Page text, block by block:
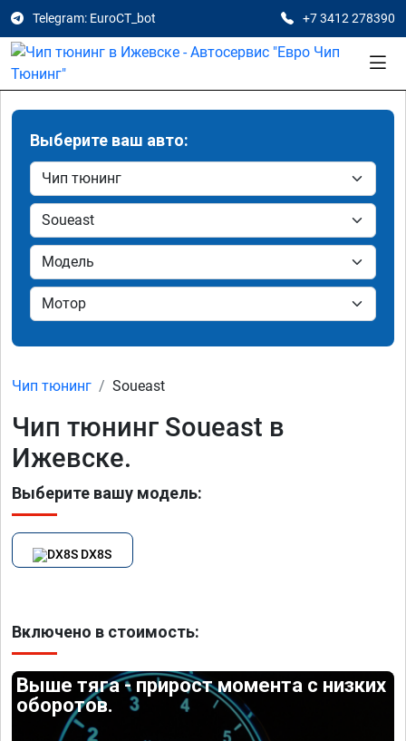
Telegram: EuroCT_bot +7 3412 278390
Выберите ваш авто:
Чип тюнинг Soueast
Чип тюнинг Soueast в
Ижевске.
Выберите вашу модель:
DX8S
Включено в стоимость:
Выше тяга - прирост момента с низких
оборотов.